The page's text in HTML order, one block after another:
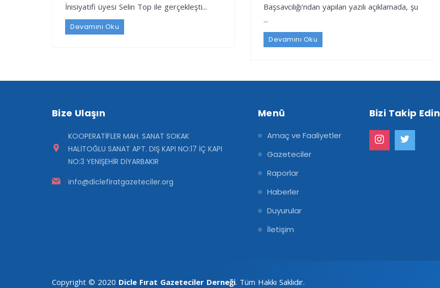
İnisiyatifi üyesi Selin Top ile gerçekleşti...
Devamını Oku
Başsavcılığı'ndan yapılan yazılı açıklamada, şu
...
Devamını Oku
Bize Ulaşın
KOOPERATİFLER MAH. SANAT SOKAK
HALİTOĞLU SANAT APT. DIŞ KAPI NO:17 İÇ KAPI
NO:3 YENİŞEHİR DİYARBAKIR
info@diclefiratgazeteciler.org
Menü
Amaç ve Faaliyetler
Gazeteciler
Raporlar
Haberler
Duyurular
İletişim
Bizi Takip Edin
Copyright © 2020 Dicle Fırat Gazeteciler Derneği. Tüm Hakkı Saklıdır.